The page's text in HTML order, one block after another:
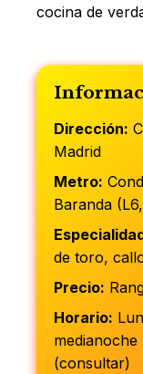
cocina de
Dirección:
Madrid
Metro:
Baranda
de toro,
Precio:
Horario:
medianoche
(consultar)